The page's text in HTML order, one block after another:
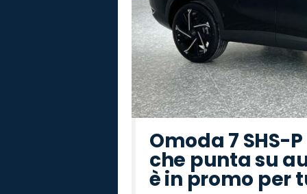
Omoda 7 SHS-
che punta su
è in promo per